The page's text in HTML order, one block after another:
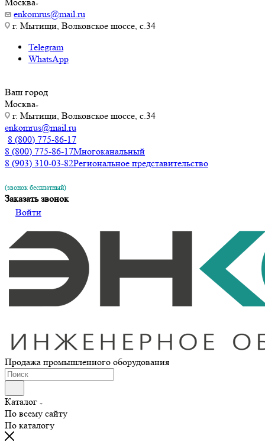
enkomrus@mail.ru
г. Мытищи, Волковское шоссе, с.34
Telegram
WhatsApp
Ваш город
Москва
г. Мытищи, Волковское шоссе, с.34
enkomrus@mail.ru
8 (800) 775-86-17
8 (800) 775-86-17Многоканальный
8 (903) 310-03-82Региональное представительство
(звонок бесплатный)
Заказать звонок
Войти
Продажа промышленного оборудования
Каталог
По всему сайту
По каталогу